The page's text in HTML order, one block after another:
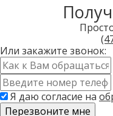
Или закажите звонок:
Имя
*Контактный
телефон
* Я даю согласие на